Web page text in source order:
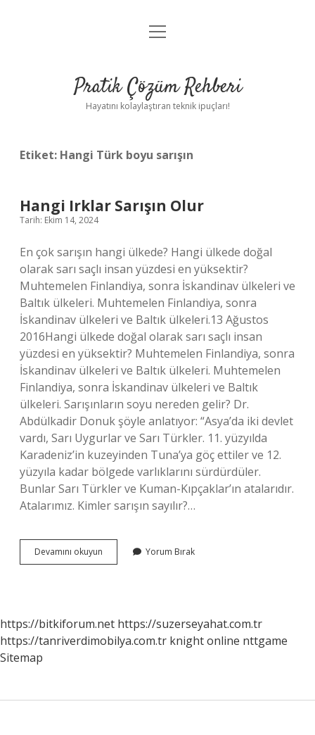
Anasayfa
Yasal Uyarı
menüyü
Pratik Çözüm Rehberi
Hayatını kolaylaştıran teknik ipuçları!
Etiket: Hangi Türk boyu sarışın
Hangi Irklar Sarışın Olur
Tarih: Ekim 14, 2024
En çok sarışın hangi ülkede? Hangi ülkede doğal
olarak sarı saçlı insan yüzdesi en yüksektir?
Muhtemelen Finlandiya, sonra İskandinav ülkeleri ve
Baltık ülkeleri. Muhtemelen Finlandiya, sonra
İskandinav ülkeleri ve Baltık ülkeleri.13 Ağustos
2016Hangi ülkede doğal olarak sarı saçlı insan
yüzdesi en yüksektir? Muhtemelen Finlandiya, sonra
İskandinav ülkeleri ve Baltık ülkeleri. Muhtemelen
Finlandiya, sonra İskandinav ülkeleri ve Baltık
ülkeleri. Sarışınların soyu nereden gelir? Dr.
Abdülkadir Donuk şöyle anlatıyor: “Asya’da iki devlet
vardı, Sarı Uygurlar ve Sarı Türkler. 11. yüzyılda
Karadeniz’in kuzeyinden Tuna’ya göç ettiler ve 12.
yüzyıla kadar bölgede varlıklarını sürdürdüler.
Bunlar Sarı Türkler ve Kuman-Kıpçaklar’ın atalarıdır.
Atalarımız. Kimler sarışın sayılır?…
Devamını okuyun
Irklar
Yorum Bırak
https://bitkiforum.net https://suzerseyahat.com.tr
https://tanriverdimobilya.com.tr knight online nttgame
Sitemap